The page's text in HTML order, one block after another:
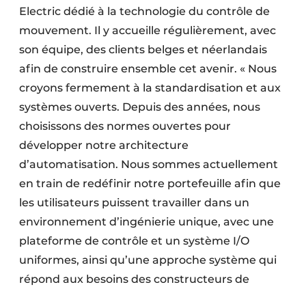
Electric dédié à la technologie du contrôle de
mouvement. Il y accueille régulièrement, avec
son équipe, des clients belges et néerlandais
afin de construire ensemble cet avenir. « Nous
croyons fermement à la standardisation et aux
systèmes ouverts. Depuis des années, nous
choisissons des normes ouvertes pour
développer notre architecture
d’automatisation. Nous sommes actuellement
en train de redéfinir notre portefeuille afin que
les utilisateurs puissent travailler dans un
environnement d’ingénierie unique, avec une
plateforme de contrôle et un système I/O
uniformes, ainsi qu’une approche système qui
répond aux besoins des constructeurs de